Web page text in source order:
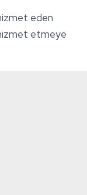
eden
etmeye